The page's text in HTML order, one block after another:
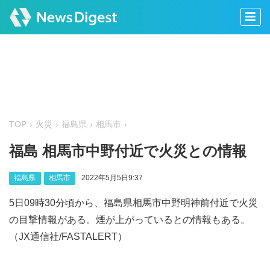
TOP 火災 福島県 相馬市
福島 相馬市中野付近で火災との情報
福島県 相馬市 2022年5月5日9:37
5日09時30分頃から、福島県相馬市中野明神前付近で火災
の目撃情報がある。煙が上がっているとの情報もある。
（JX通信社/FASTALERT）